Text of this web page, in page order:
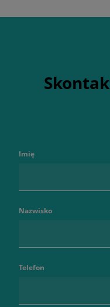
Imię
Nazwisko
Telefon